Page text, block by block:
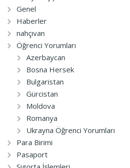
Genel
Haberler
nahçıvan
Öğrenci Yorumları
Azerbaycan
Bosna Hersek
Bulgaristan
Gürcistan
Moldova
Romanya
Ukrayna Öğrenci Yorumları
Para Birimi
Pasaport